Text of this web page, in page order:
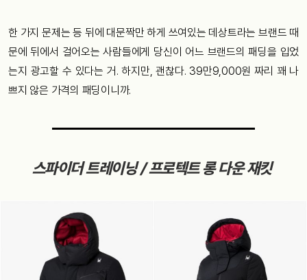
한 가지 문제는 등 뒤에 대문짝만 하게 쓰여있는 데상트라는 브랜드 때
문에 뒤에서 걸어오는 사람들에게 당신이 어느 브랜드의 패딩을 입었
는지 광고할 수 있다는 거. 하지만, 괜찮다. 39만9,000원 짜리 꽤 나
쁘지 않은 가격의 패딩이니까.
스파이더 트레이닝 / 프로텍트 롱 다운 재킷